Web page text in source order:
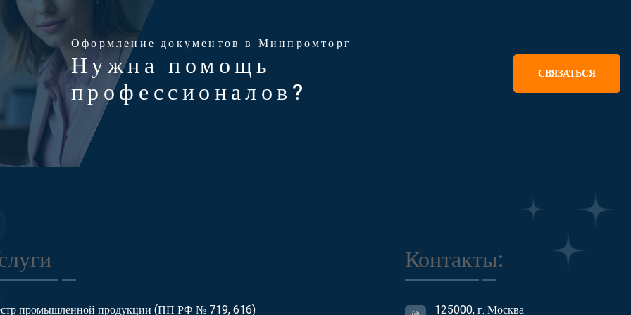
Оформление документов в Минпромторг
Нужна помощь
профессионалов?
СВЯЗАТЬСЯ
промышленной продукции (ПП РФ № 719, 616)
Контакты:
125000, г. Москва